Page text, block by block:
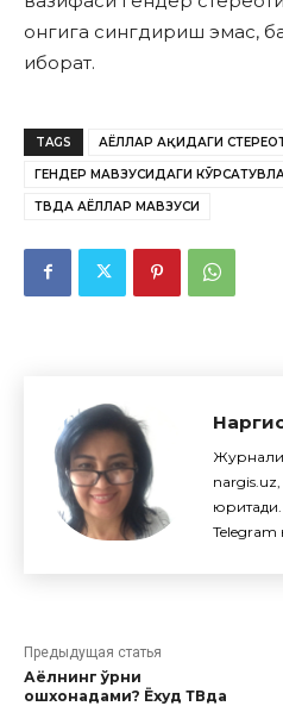
онгига сингдириш эмас,
иборат.
TAGS АЁЛЛАР ҲАҚИДАГИ
ГЕНДЕР МАВЗУСИДАГИ
ТВДА АЁЛЛАР МАВЗУСИ
Предыдущая статья
Аёлнинг ўрни
ошхонадами? Ёхуд ТВда